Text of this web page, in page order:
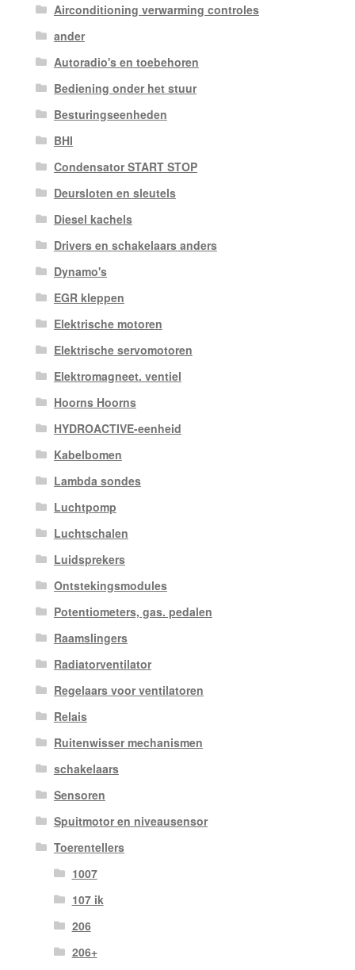
Airconditioning verwarming controles
ander
Autoradio's en toebehoren
Bediening onder het stuur
Besturingseenheden
BHI
Condensator START STOP
Deursloten en sleutels
Diesel kachels
Drivers en schakelaars anders
Dynamo's
EGR kleppen
Elektrische motoren
Elektrische servomotoren
Elektromagneet. ventiel
Hoorns Hoorns
HYDROACTIVE-eenheid
Kabelbomen
Lambda sondes
Luchtpomp
Luchtschalen
Luidsprekers
Ontstekingsmodules
Potentiometers, gas. pedalen
Raamslingers
Radiatorventilator
Regelaars voor ventilatoren
Relais
Ruitenwisser mechanismen
schakelaars
Sensoren
Spuitmotor en niveausensor
Toerentellers
1007
107 ik
206
206+